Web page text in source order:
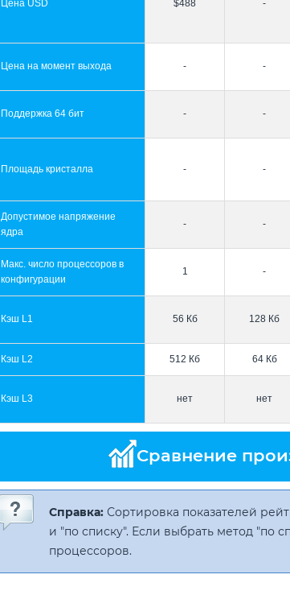
Цена USD $488 -
Цена на момент выхода - -
Поддержка 64 бит - -
Площадь кристалла - -
Допустимое напряжение
ядра
- -
Макс. число процессоров в
конфигурации
1 -
Кэш L1 56 Кб 128 Кб
Кэш L2 512 Кб 64 Кб
Кэш L3 нет нет
Сравнение
Справка: Сортировка показателей
и "по списку". Если выбрать метод "по
процессоров.